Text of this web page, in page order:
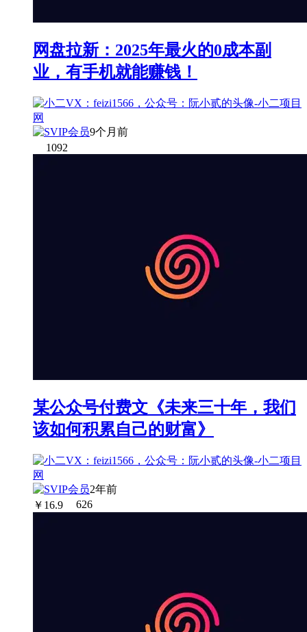
网盘拉新：2025年最火的0成本副
业，有手机就能赚钱！
9个月前
1092
某公众号付费文《未来三十年，我们
该如何积累自己的财富》
2年前
￥ 16.9 626